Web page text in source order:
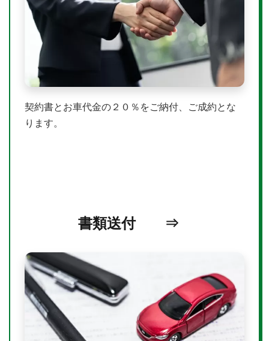
契約書とお車代金の２０％をご納付、ご成約とな
ります。
書類送付 ⇒